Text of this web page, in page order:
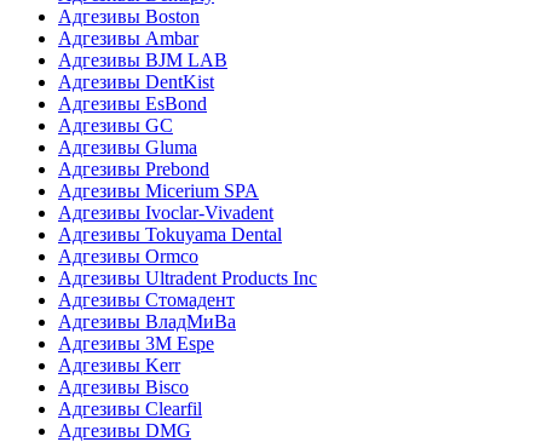
Адгезивы Boston
Адгезивы Ambar
Адгезивы BJM LAB
Адгезивы DentKist
Адгезивы EsBond
Адгезивы GC
Адгезивы Gluma
Адгезивы Prebond
Адгезивы Micerium SPA
Адгезивы Ivoclar-Vivadent
Адгезивы Tokuyama Dental
Адгезивы Ormco
Адгезивы Ultradent Products Inc
Адгезивы Стомадент
Адгезивы ВладМиВа
Адгезивы 3M Espe
Адгезивы Kerr
Адгезивы Bisco
Адгезивы Clearfil
Адгезивы DMG